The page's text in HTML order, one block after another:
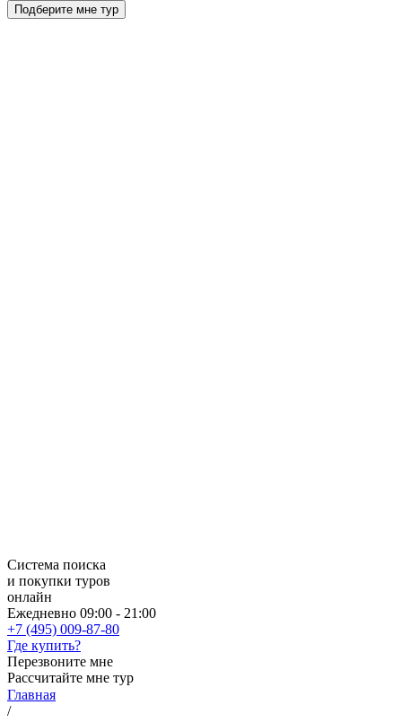
Подберите мне тур
Система поиска
и покупки туров
онлайн
Ежедневно 09:00 - 21:00
+7 (495) 009-87-80
Где купить?
Перезвоните мне
Рассчитайте мне тур
Главная
/